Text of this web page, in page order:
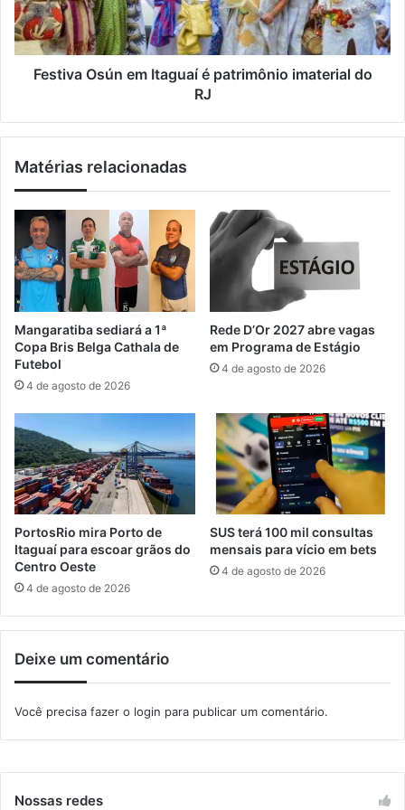
d
a
e
p
g
n
o
s
t
o
d
e
C
o
n
s
t
r
u
ç
ã
C
v
i
a
O
s
t
a
u
í
é
p
t
r
ô
n
i
o
i
m
a
t
e
r
d
o
J
Festiva Osún em Itaguaí é patrimônio imaterial do
RJ
Matérias relacionadas
Mangaratiba sediará a 1ª
Copa Bris Belga Cathala de
Futebol
4 de agosto de 2026
Rede D’Or 2027 abre vagas
em Programa de Estágio
4 de agosto de 2026
PortosRio mira Porto de
Itaguaí para escoar grãos do
Centro Oeste
4 de agosto de 2026
SUS terá 100 mil consultas
mensais para vício em bets
4 de agosto de 2026
Deixe um comentário
Você precisa fazer o login para publicar um comentário.
Nossas redes